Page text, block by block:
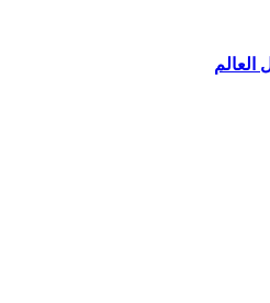
العالم